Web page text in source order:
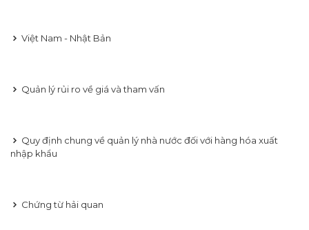
Việt Nam - Nhật Bản
Quản lý rủi ro về giá và tham vấn
Quy định chung về quản lý nhà nước đối với hàng hóa xuất
nhập khẩu
Chứng từ hải quan